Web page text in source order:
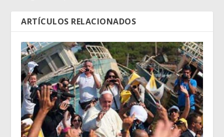
ARTÍCULOS RELACIONADOS